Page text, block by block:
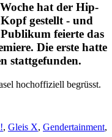
hat der Hip-
gestellt - und
feierte das
Die erste hatte
stattgefunden.
hochoffiziell begrüsst.
, Gleis X, Gendertainment,